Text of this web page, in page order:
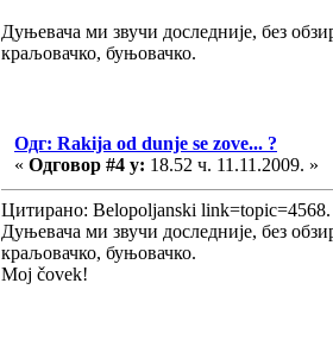
Дуњевача ми звучи доследније, без
краљовачко, буњовачко.
Одг: Rakija od dunje se zove... ?
« Одговор #4 у: 18.52 ч. 11.11.2009. »
Цитирано: Belopoljanski link=topic=4568.
Дуњевача ми звучи доследније, без
краљовачко, буњовачко.
Moj čovek!